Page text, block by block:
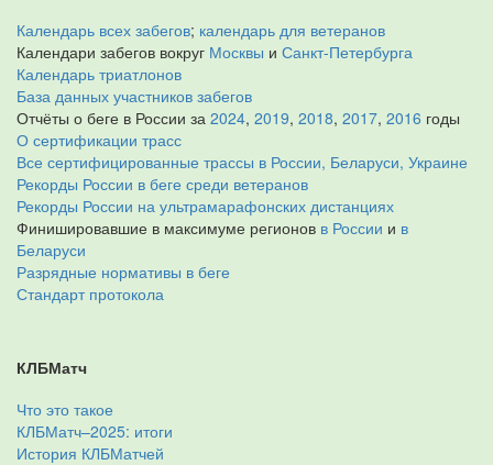
Календарь всех забегов; календарь для ветеранов
Календари забегов вокруг Москвы и Санкт-Петербурга
Календарь триатлонов
База данных участников забегов
Отчёты о беге в России за 2024, 2019, 2018, 2017, 2016 годы
О сертификации трасс
Все сертифицированные трассы в России, Беларуси, Украине
Рекорды России в беге среди ветеранов
Рекорды России на ультрамарафонских дистанциях
Финишировавшие в максимуме регионов в России и в
Беларуси
Разрядные нормативы в беге
Стандарт протокола
КЛБМатч
Что это такое
КЛБМатч–2025: итоги
История КЛБМатчей